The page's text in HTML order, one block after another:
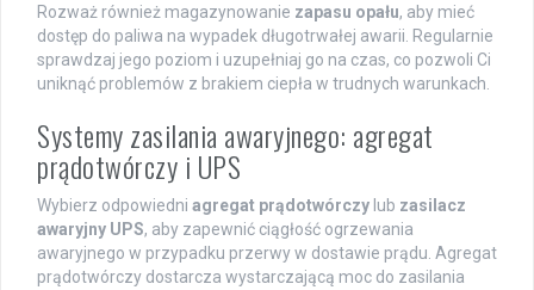
Rozważ również magazynowanie zapasu opału, aby mieć
dostęp do paliwa na wypadek długotrwałej awarii. Regularnie
sprawdzaj jego poziom i uzupełniaj go na czas, co pozwoli Ci
uniknąć problemów z brakiem ciepła w trudnych warunkach.
Systemy zasilania awaryjnego: agregat
prądotwórczy i UPS
Wybierz odpowiedni agregat prądotwórczy lub zasilacz
awaryjny UPS, aby zapewnić ciągłość ogrzewania
awaryjnego w przypadku przerwy w dostawie prądu. Agregat
prądotwórczy dostarcza wystarczającą moc do zasilania